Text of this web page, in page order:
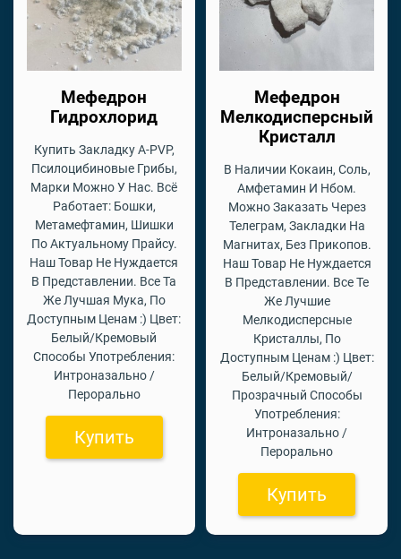
Мефедрон
Гидрохлорид
Купить Закладку A-PVP,
Псилоцибиновые Грибы,
Марки Можно У Нас. Всё
Работает: Бошки,
Метамефтамин, Шишки
По Актуальному Прайсу.
Наш Товар Не Нуждается
В Представлении. Все Та
Же Лучшая Мука, По
Доступным Ценам :) Цвет:
Белый/Кремовый
Способы Употребления:
Интроназально /
Перорально
Купить
Мефедрон
Мелкодисперсный
Кристалл
В Наличии Кокаин, Соль,
Амфетамин И Нбом.
Можно Заказать Через
Телеграм, Закладки На
Магнитах, Без Прикопов.
Наш Товар Не Нуждается
В Представлении. Все Те
Же Лучшие
Мелкодисперсные
Кристаллы, По
Доступным Ценам :) Цвет:
Белый/Кремовый/
Прозрачный Способы
Употребления:
Интроназально /
Перорально
Купить